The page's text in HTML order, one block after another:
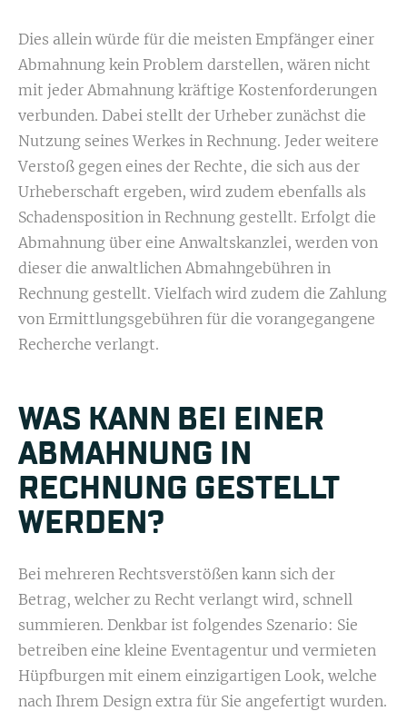
Dies allein würde für die meisten Empfänger einer
Abmahnung kein Problem darstellen, wären nicht
mit jeder Abmahnung kräftige Kostenforderungen
verbunden. Dabei stellt der Urheber zunächst die
Nutzung seines Werkes in Rechnung. Jeder weitere
Verstoß gegen eines der Rechte, die sich aus der
Urheberschaft ergeben, wird zudem ebenfalls als
Schadensposition in Rechnung gestellt. Erfolgt die
Abmahnung über eine Anwaltskanzlei, werden von
dieser die anwaltlichen Abmahngebühren in
Rechnung gestellt. Vielfach wird zudem die Zahlung
von Ermittlungsgebühren für die vorangegangene
Recherche verlangt.
WAS KANN BEI EINER
ABMAHNUNG IN
RECHNUNG GESTELLT
WERDEN?
Bei mehreren Rechtsverstößen kann sich der
Betrag, welcher zu Recht verlangt wird, schnell
summieren. Denkbar ist folgendes Szenario: Sie
betreiben eine kleine Eventagentur und vermieten
Hüpfburgen mit einem einzigartigen Look, welche
nach Ihrem Design extra für Sie angefertigt wurden.